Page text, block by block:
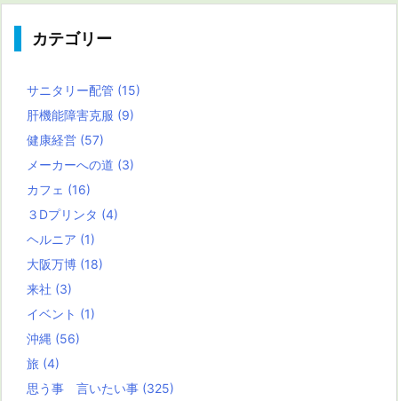
カテゴリー
サニタリー配管 (15)
肝機能障害克服 (9)
健康経営 (57)
メーカーへの道 (3)
カフェ (16)
３Dプリンタ (4)
ヘルニア (1)
大阪万博 (18)
来社 (3)
イベント (1)
沖縄 (56)
旅 (4)
思う事 言いたい事 (325)